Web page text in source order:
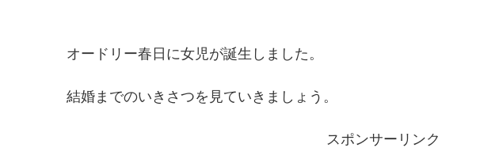
オードリー春日に女児が誕生しました。
結婚までのいきさつを見ていきましょう。
スポンサーリンク